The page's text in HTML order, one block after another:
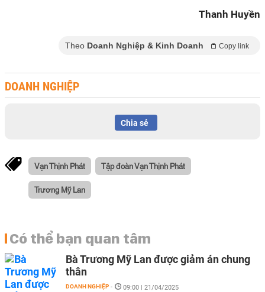
Thanh Huyền
Theo Doanh Nghiệp & Kinh Doanh Copy link
DOANH NGHIỆP
Chia sẻ
Vạn Thịnh Phát Tập đoàn Vạn Thịnh Phát
Trương Mỹ Lan
Có thể bạn quan tâm
Bà Trương Mỹ Lan được giảm án chung
thân
DOANH NGHIỆP - 09:00 | 21/04/2025